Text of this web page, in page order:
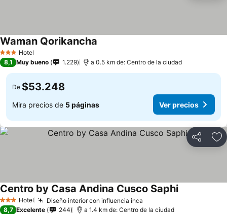
3 Estrellas
Hotel
Waman Qorikancha
8,1 Muy bueno 1.229 a 0.5 km de: Centro de la ciudad
De $53.248
Mira precios de 5 páginas Ver precios
Compartir
3 Estrellas
Hotel Diseño interior con influencia inca
Centro by Casa Andina Cusco Saphi
8,7 Excelente 244 a 1.4 km de: Centro de la ciudad